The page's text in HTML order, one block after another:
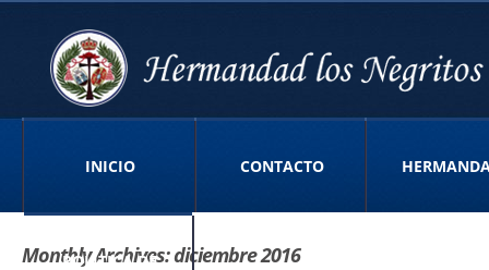
INICIO CONTACTO
POLITICA DE
Monthly Archives:diciembre 2016